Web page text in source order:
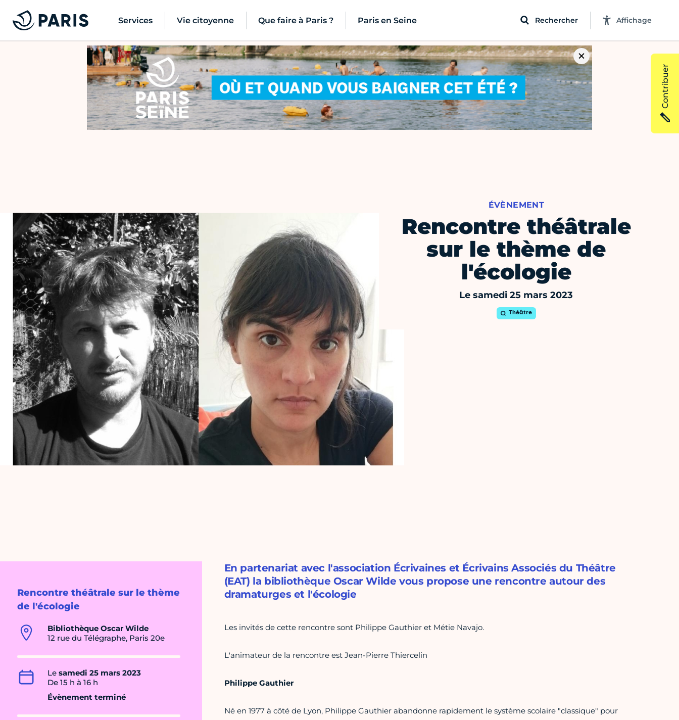
Services Vie citoyenne Que faire à Paris ? Paris en Seine Rechercher Affichage
ÉVÈNEMENT
Rencontre théâtrale
sur le thème de
l'écologie
Le samedi 25 mars 2023
Théâtre
Rencontre théâtrale sur le thème
de l'écologie
Bibliothèque Oscar Wilde
12 rue du Télégraphe, Paris 20e
Le samedi 25 mars 2023
De 15 h à 16 h
Évènement terminé
En partenariat avec l'association Écrivaines et Écrivains Associés du Théâtre
(EAT) la bibliothèque Oscar Wilde vous propose une rencontre autour des
dramaturges et l'écologie
Les invités de cette rencontre sont Philippe Gauthier et Métie Navajo.
L'animateur de la rencontre est Jean-Pierre Thiercelin
Philippe Gauthier
Né en 1977 à côté de Lyon, Philippe Gauthier abandonne rapidement le système scolaire "classique" pour
Contribuer